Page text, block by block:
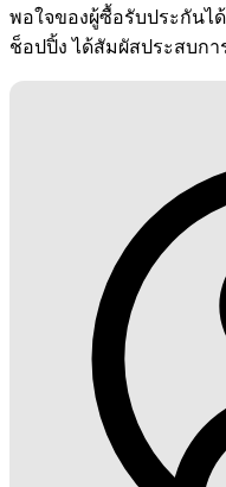
พอใจของผู้ซื้อรับประกันไ
ช็อปปิ้ง ได้สัมผัสประสบก